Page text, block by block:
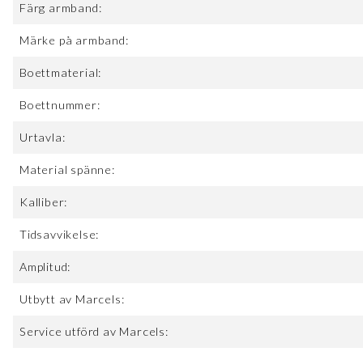
Färg armband:
Märke på armband:
Boettmaterial:
Boettnummer:
Urtavla:
Material spänne:
Kalliber:
Tidsavvikelse:
Amplitud:
Utbytt av Marcels:
Service utförd av Marcels: